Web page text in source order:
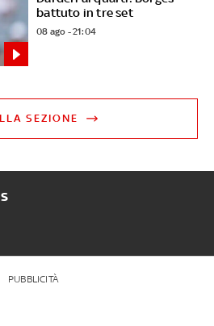
battuto in tre set
08 ago - 21:04
SEZIONE
PUBBLICITÀ